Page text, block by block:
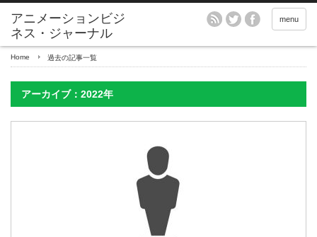
アニメーションビジ
ネス・ジャーナル
menu
Home 過去の記事一覧
アーカイブ：2022年